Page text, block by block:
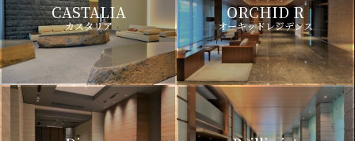
CASTALIA
カスタリア
ORCHID R
オーキッドレジデンス